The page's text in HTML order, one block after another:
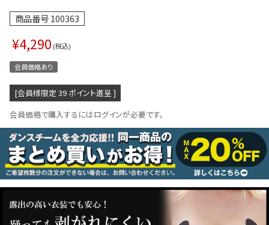
インワン／サロペット
ラ・ニップレス
浴衣
コスプレ
クリスマス
商品番号100363
¥4,290 税込
会員価格あり
[会員様限定 39 ポイント進呈 ]
会員価格で購入するにはログインが必要です。